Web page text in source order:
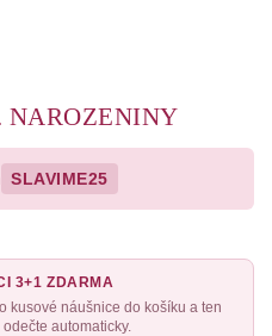
NAROZENINY
SLAVIME25
3+1 ZDARMA
kusové náušnice do košíku a ten
automaticky.